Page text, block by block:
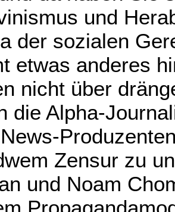
und
der sozialen
etwas anderes
nicht über
die Alpha-
Zensur zu
und Noam